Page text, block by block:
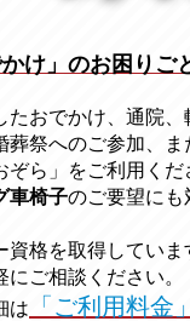
け」のお困りご
おでかけ、通院
葬祭へのご参加、ま
ぞら」をご利用くだ
車椅子のご要望にも
資格を取得してい
にご相談ください
は 「ご利用料金